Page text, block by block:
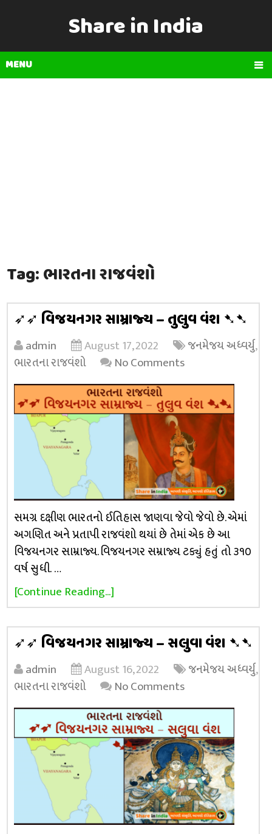
Share in India
MENU
Tag:ભારતના રાજવંશો
➶➶ વિજયનગર સામ્રાજ્ય – તુલુવ વંશ ➷➷
admin August 17, 2022 જનમેજય અધ્વર્યુ,
ભારતના રાજવંશો
No Comments
સમગ્ર દક્ષીણ ભારતનો ઈતિહાસ જાણવા જેવો જેવો છે. એમાં
અગણિત અને પ્રતાપી રાજવંશો થયાં છે તેમાં એક છે આ
વિજયનગર સામ્રાજ્ય. વિજયનગર સમ્રાજ્ય ટક્યું હતું તો ૩૧૦
વર્ષ સુધી. …
[Continue Reading...]
➶➶ વિજયનગર સામ્રાજ્ય – સલુવા વંશ ➷➷
admin August 16, 2022 જનમેજય અધ્વર્યુ,
ભારતના રાજવંશો
No Comments